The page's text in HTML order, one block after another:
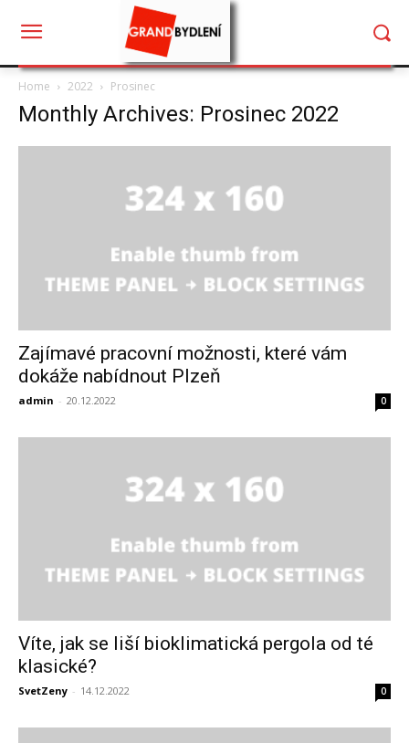
Home 2022 Prosinec
Monthly Archives: Prosinec 2022
Zajímavé pracovní možnosti, které vám
dokáže nabídnout Plzeň
admin - 20.12.2022 0
Víte, jak se liší bioklimatická pergola od té
klasické?
SvetZeny - 14.12.2022 0